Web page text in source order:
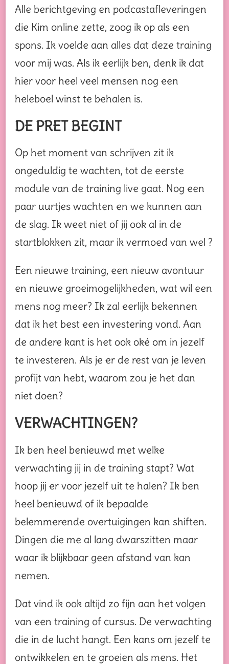
Alle berichtgeving en podcastafleveringen
die Kim online zette, zoog ik op als een
spons. Ik voelde aan alles dat deze training
voor mij was. Als ik eerlijk ben, denk ik dat
hier voor heel veel mensen nog een
heleboel winst te behalen is.
DE PRET BEGINT
Op het moment van schrijven zit ik
ongeduldig te wachten, tot de eerste
module van de training live gaat. Nog een
paar uurtjes wachten en we kunnen aan
de slag. Ik weet niet of jij ook al in de
startblokken zit, maar ik vermoed van wel ?
Een nieuwe training, een nieuw avontuur
en nieuwe groeimogelijkheden, wat wil een
mens nog meer? Ik zal eerlijk bekennen
dat ik het best een investering vond. Aan
de andere kant is het ook oké om in jezelf
te investeren. Als je er de rest van je leven
profijt van hebt, waarom zou je het dan
niet doen?
VERWACHTINGEN?
Ik ben heel benieuwd met welke
verwachting jij in de training stapt? Wat
hoop jij er voor jezelf uit te halen? Ik ben
heel benieuwd of ik bepaalde
belemmerende overtuigingen kan shiften.
Dingen die me al lang dwarszitten maar
waar ik blijkbaar geen afstand van kan
nemen.
Dat vind ik ook altijd zo fijn aan het volgen
van een training of cursus. De verwachting
die in de lucht hangt. Een kans om jezelf te
ontwikkelen en te groeien als mens. Het